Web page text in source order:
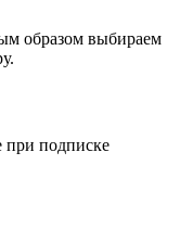
образом выбираем
при подписке